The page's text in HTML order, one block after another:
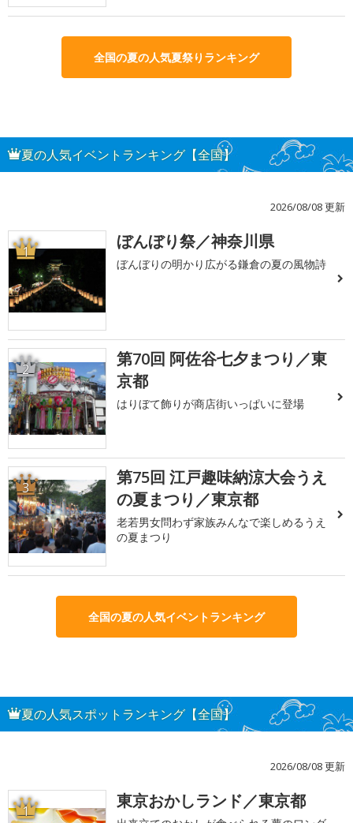
全国の夏の人気夏祭りランキング
夏の人気イベントランキング【全国】
2026/08/08 更新
1 ぼんぼり祭／神奈川県
ぼんぼりの明かり広がる鎌倉の夏の風物詩
2
第70回 阿佐谷七夕まつり／東
京都
はりぼて飾りが商店街いっぱいに登場
3
第75回 江戸趣味納涼大会うえ
の夏まつり／東京都
老若男女問わず家族みんなで楽しめるうえ
の夏まつり
全国の夏の人気イベントランキング
夏の人気スポットランキング【全国】
2026/08/08 更新
1 東京おかしランド／東京都